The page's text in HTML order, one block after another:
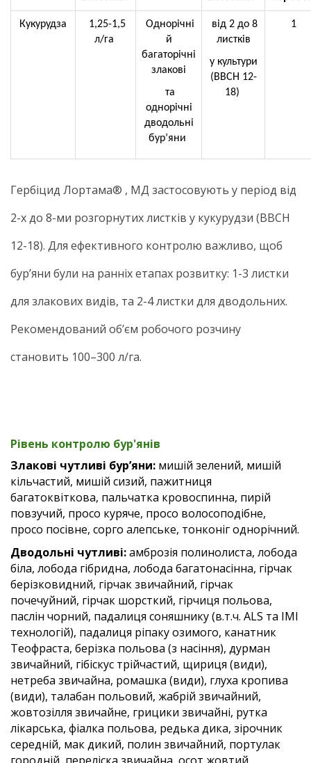
Кукурудза
1,25-1,5
л/га
Однорічні
й
багаторічні
злакові
та
однорічні
дводольні
бур’яни
від 2 до 8
листків
у культури
(ВВСН 12-
18)
1
Гербіцид Лортама® , МД застосовують у період від
2-х до 8-ми розгорнутих листків у кукурудзи (ВВСН
12-18). Для ефективного контролю важливо, щоб
бур’яни були на ранніх етапах розвитку: 1-3 листки
для злакових видів, та 2-4 листки для дводольних.
Рекомендований об’єм робочого розчину
становить 100–300 л/га.
Рівень контролю бур'янів
Злакові чутливі бур’яни: мишій зелений, мишій
кільчастий, мишій сизий, пажитниця
багатоквіткова, пальчатка кровоспинна, пирій
повзучий, просо куряче, просо волосоподібне,
просо посівне, сорго алепське, тонконіг однорічний.
Дводольні чутливі:амброзія полинолиста, лобода
біла, лобода гібридна, лобода багатонасінна, гірчак
берізковидний, гірчак звичайний, гірчак
почечуйний, гірчак шорсткий, гірчиця польова,
паслін чорний, падалиця соняшнику (в.т.ч. ALS та IMI
технологій), падалиця ріпаку озимого, канатник
Теофраста, берізка польова (з насіння), дурман
звичайний, гібіскус трійчастий, щириця (види),
нетреба звичайна, ромашка (види), глуха кропива
(види), талабан польовий, жабрій звичайний,
жовтозілля звичайне, грицики звичайні, рутка
лікарська, фіалка польова, редька дика, зірочник
середній, мак дикий, полин звичайний, портулак